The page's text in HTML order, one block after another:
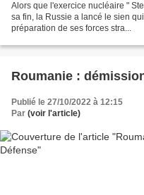
Alors que l'exercice nucléaire "
sa fin, la Russie a lancé le sien
préparation de ses forces stra...
Roumanie :
Publié le 27/10/2022 à 12:15
Par (voir l'article)